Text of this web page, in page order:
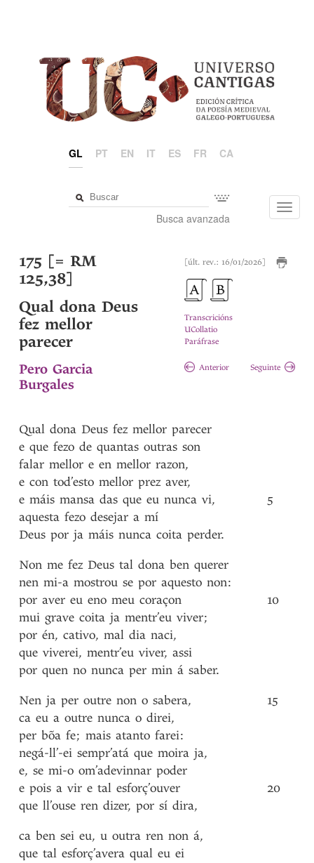
GL PT EN IT ES FR CA
Busca avanzada
[últ. rev.: 16/01/2026]
Transcricións
UCollatio
Paráfrase
Anterior Seguinte
175 [= RM
125,38]
Qual dona Deus
fez mellor
parecer
Pero Garcia
Burgales
Qual dona Deus fez mellor parecer
e que fezo de quantas outras son
falar mellor e en mellor razon,
e con tod’esto mellor prez aver,
e máis mansa das que eu nunca vi,
aquesta fezo desejar a mí
Deus por ja máis nunca coita perder.
Non me fez Deus tal dona ben querer
nen mi-a mostrou se por aquesto non:
por aver eu eno meu coraçon
mui grave coita ja mentr’eu viver;
por én, cativo, mal dia naci,
que viverei, mentr’eu viver, assi
por quen no nunca per min á saber.
Nen ja per outre non o sabera,
ca eu a outre nunca o direi,
per bõa fe; mais atanto farei:
negá-ll’-ei sempr’atá que moira ja,
e, se mi-o om’adevinnar poder
e pois a vir e tal esforç’ouver
que ll’ouse ren dizer, por sí dira,
ca ben sei eu, u outra ren non á,
que tal esforç’avera qual eu ei
5
10
15
20